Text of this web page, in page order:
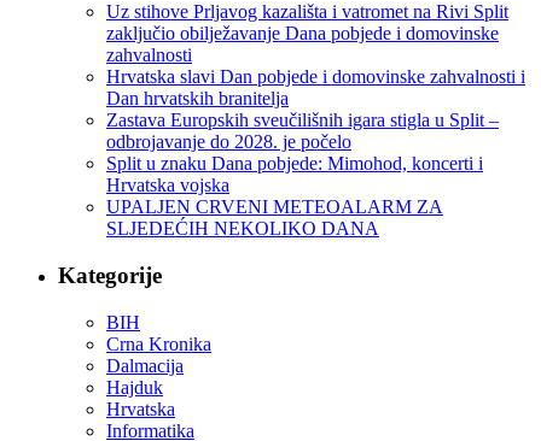
Uz stihove Prljavog kazališta i vatromet na Rivi Split
zaključio obilježavanje Dana pobjede i domovinske
zahvalnosti
Hrvatska slavi Dan pobjede i domovinske zahvalnosti i
Dan hrvatskih branitelja
Zastava Europskih sveučilišnih igara stigla u Split –
odbrojavanje do 2028. je počelo
Split u znaku Dana pobjede: Mimohod, koncerti i
Hrvatska vojska
UPALJEN CRVENI METEOALARM ZA
SLJEDEĆIH NEKOLIKO DANA
Kategorije
BIH
Crna Kronika
Dalmacija
Hajduk
Hrvatska
Informatika